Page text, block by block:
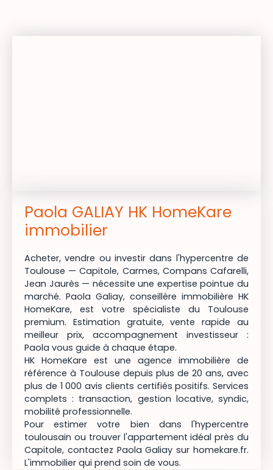
Paola GALIAY HK HomeKare
immobilier
Acheter, vendre ou investir dans l'hypercentre de
Toulouse — Capitole, Carmes, Compans Cafarelli,
Jean Jaurès — nécessite une expertise pointue du
marché. Paola Galiay, conseillère immobilière HK
HomeKare, est votre spécialiste du Toulouse
premium. Estimation gratuite, vente rapide au
meilleur prix, accompagnement investisseur :
Paola vous guide à chaque étape.
HK HomeKare est une agence immobilière de
référence à Toulouse depuis plus de 20 ans, avec
plus de 1 000 avis clients certifiés positifs. Services
complets : transaction, gestion locative, syndic,
mobilité professionnelle.
Pour estimer votre bien dans l'hypercentre
toulousain ou trouver l'appartement idéal près du
Capitole, contactez Paola Galiay sur homekare.fr.
L'immobilier qui prend soin de vous.